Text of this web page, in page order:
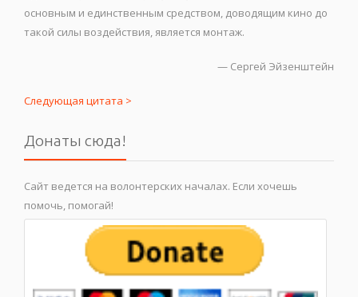
основным и единственным средством, доводящим кино до
такой силы воздействия, является монтаж.
— Сергей Эйзенштейн
Следующая цитата >
Донаты сюда!
Сайт ведется на волонтерских началах. Если хочешь
помочь, помогай!